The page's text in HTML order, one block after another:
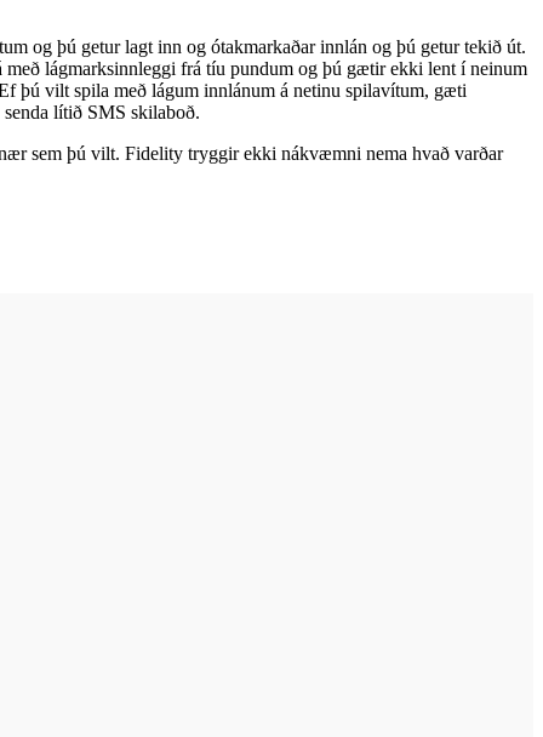
og þú getur lagt inn og ótakmarkaðar innlán og þú getur tekið út.
lágmarksinnleggi frá tíu pundum og þú gætir ekki lent í neinum
þú vilt spila með lágum innlánum á netinu spilavítum, gæti
lítið SMS skilaboð.
sem þú vilt. Fidelity tryggir ekki nákvæmni nema hvað varðar